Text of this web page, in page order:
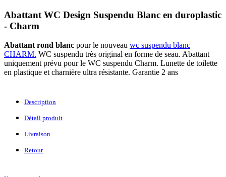
Abattant WC Design Suspendu Blanc en duroplastic
- Charm
Abattant rond blanc pour le nouveau wc suspendu blanc
CHARM. WC suspendu très original en forme de seau. Abattant
uniquement prévu pour le WC suspendu Charm. Lunette de toilette
en plastique et charnière ultra résistante. Garantie 2 ans
Description
Détail produit
Livraison
Retour